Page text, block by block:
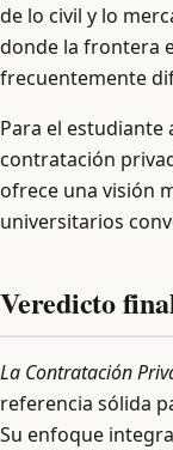
de lo civil y lo
donde la frontera
frecuentemente
Para el estudiante
contratación
ofrece una visión
universitarios
Veredicto
La Contratación
referencia sólida
Su enfoque